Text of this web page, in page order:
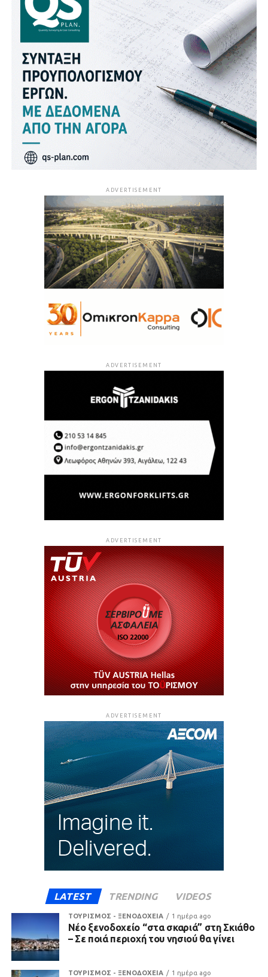
ADVERTISEMENT
ADVERTISEMENT
ADVERTISEMENT
ADVERTISEMENT
LATEST TRENDING VIDEOS
ΤΟΥΡΙΣΜΟΣ - ΞΕΝΟΔΟΧΕΙΑ 1 ημέρα ago
Νέο ξενοδοχείο “στα σκαριά” στη Σκιάθο
– Σε ποιά περιοχή του νησιού θα γίνει
ΤΟΥΡΙΣΜΟΣ - ΞΕΝΟΔΟΧΕΙΑ 1 ημέρα ago